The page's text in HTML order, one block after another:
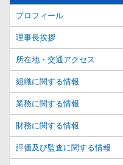
プロフィール
理事長挨拶
所在地・交通アクセス
組織に関する情報
業務に関する情報
財務に関する情報
評価及び監査に関する情報